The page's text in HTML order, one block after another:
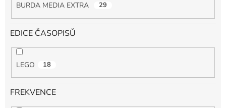
BURDA MEDIA EXTRA 29
EDICE ČASOPISŮ
LEGO 18
FREKVENCE